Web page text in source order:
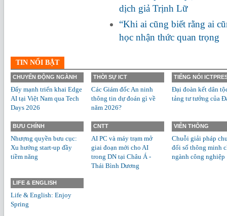
dịch giả Trịnh Lữ
“Khi ai cũng biết rằng ai
học nhận thức quan trọng
TIN NỔI BẬT
CHUYỂN ĐỘNG NGÀNH
Đẩy mạnh triển khai Edge
AI tại Việt Nam qua Tech
Days 2026
THỜI SỰ ICT
Các Giám đốc An ninh
thông tin dự đoán gì về
năm 2026?
TIẾNG NÓI
Đại đoàn kết dân
tảng tư tưởng của
BƯU CHÍNH
Nhượng quyền bưu cục:
Xu hướng start-up đầy
tiềm năng
CNTT
AI PC và máy trạm mở
giai đoạn mới cho AI
trong DN tại Châu Á -
Thái Bình Dương
VIỄN THÔNG
Chuỗi giải pháp
đổi số thông minh
ngành công nghiệp
LIFE & ENGLISH
Life & English: Enjoy
Spring